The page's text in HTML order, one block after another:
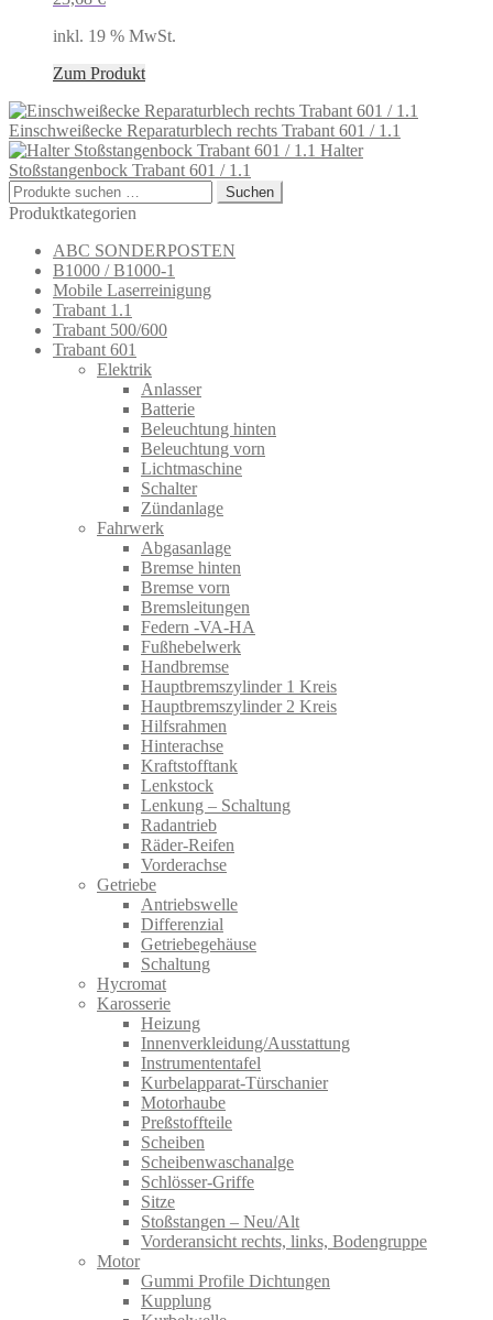
inkl. 19 % MwSt.
Zum Produkt
Einschweißecke Reparaturblech rechts Trabant 601 / 1.1
Halter
Stoßstangenbock Trabant 601 / 1.1
Suchen
nach:
Suchen
Produktkategorien
ABC SONDERPOSTEN
B1000 / B1000-1
Mobile Laserreinigung
Trabant 1.1
Trabant 500/600
Trabant 601
Elektrik
Anlasser
Batterie
Beleuchtung hinten
Beleuchtung vorn
Lichtmaschine
Schalter
Zündanlage
Fahrwerk
Abgasanlage
Bremse hinten
Bremse vorn
Bremsleitungen
Federn -VA-HA
Fußhebelwerk
Handbremse
Hauptbremszylinder 1 Kreis
Hauptbremszylinder 2 Kreis
Hilfsrahmen
Hinterachse
Kraftstofftank
Lenkstock
Lenkung – Schaltung
Radantrieb
Räder-Reifen
Vorderachse
Getriebe
Antriebswelle
Differenzial
Getriebegehäuse
Schaltung
Hycromat
Karosserie
Heizung
Innenverkleidung/Ausstattung
Instrumententafel
Kurbelapparat-Türschanier
Motorhaube
Preßstoffteile
Scheiben
Scheibenwaschanalge
Schlösser-Griffe
Sitze
Stoßstangen – Neu/Alt
Vorderansicht rechts, links, Bodengruppe
Motor
Gummi Profile Dichtungen
Kupplung